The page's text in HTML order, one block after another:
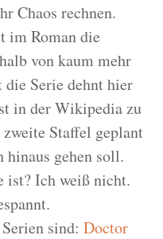
Chaos rechnen.
im Roman die
von kaum mehr
die Serie dehnt hier
in der Wikipedia zu
Staffel geplant
hinaus gehen soll.
ist? Ich weiß nicht.
sind: Doctor